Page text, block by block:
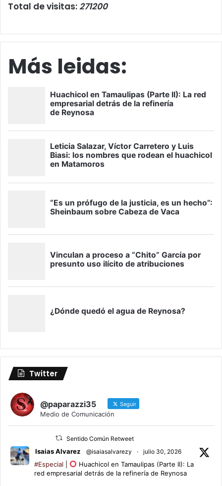
Total de visitas: 271200
Más leidas:
Twitter
@paparazzi35 Seguir
Medio de Comunicación
Sentido Común Retweet
Isaias Alvarez @isaiasalvarezy · julio 30, 2026
#Especial
Huachicol en Tamaulipas (Parte II): La
red empresarial detrás de la refinería de Reynosa